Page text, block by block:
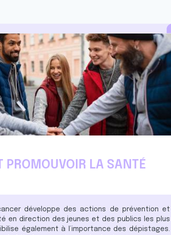
PROMOUVOIR LA SANTÉ
développe des actions de prévention et
en direction des jeunes et des publics les plus
également à l’importance des dépistages.